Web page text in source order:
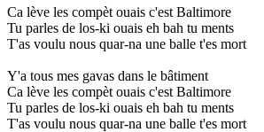
Ca lève les compèt ouais c'est Baltimore
Tu parles de los-ki ouais eh bah tu ments
T'as voulu nous quar-na une balle t'es mort
Y'a tous mes gavas dans le bâtiment
Ca lève les compèt ouais c'est Baltimore
Tu parles de los-ki ouais eh bah tu ments
T'as voulu nous quar-na une balle t'es mort